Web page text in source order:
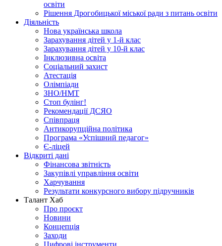
освіти
Рішення Дрогобицької міської ради з питань освіти
Діяльність
Нова українська школа
Зарахування дітей у 1-й клас
Зарахування дітей у 10-й клас
Інклюзивна освіта
Соціальний захист
Атестація
Олімпіади
ЗНО/НМТ
Стоп булінг!
Рекомендації ДСЯО
Співпраця
Антикорупційна політика
Програма «Успішний педагог»
Є-ліцей
Відкриті дані
Фінансова звітність
Закупівлі управління освіти
Харчування
Результати конкурсного вибору підручників
Талант Хаб
Про проєкт
Новини
Концепція
Заходи
Цифрові інструменти